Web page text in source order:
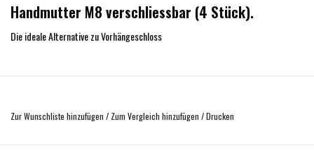
Handmutter M8 verschliessbar (4 Stück).
Die ideale Alternative zu Vorhängeschloss
Zur Wunschliste hinzufügen / Zum Vergleich hinzufügen /Drucken